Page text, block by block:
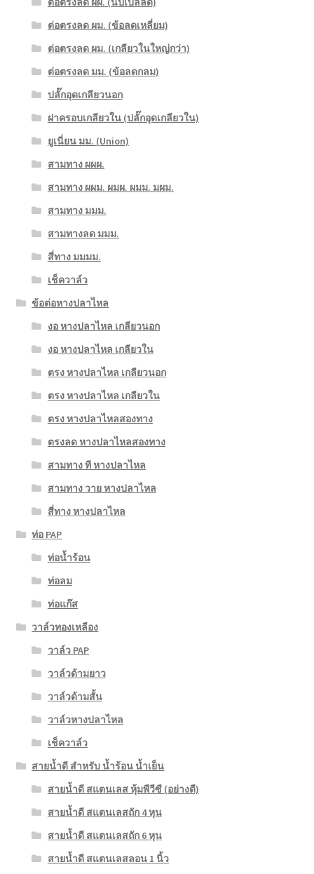
ต่อตรงลด ผม. (ข้อลดเหลี่ยม)
ต่อตรงลด ผม. (เกลียวในใหญ่กว่า)
ต่อตรงลด มม. (ข้อลดกลม)
ปลั๊กอุดเกลียวนอก
ฝาครอบเกลียวใน (ปลั๊กอุดเกลียวใน)
ยูเนี่ยน มม. (Union)
สามทาง ผผผ.
สามทาง ผผม. ผมผ. ผมม. มผม.
สามทาง มมม.
สามทางลด มมม.
สี่ทาง มมมม.
เช็ควาล์ว
ข้อต่อหางปลาไหล
งอ หางปลาไหล เกลียวนอก
งอ หางปลาไหล เกลียวใน
ตรง หางปลาไหล เกลียวนอก
ตรง หางปลาไหล เกลียวใน
ตรง หางปลาไหลสองทาง
ตรงลด หางปลาไหลสองทาง
สามทาง ที หางปลาไหล
สามทาง วาย หางปลาไหล
สี่ทาง หางปลาไหล
ท่อ PAP
ท่อน้ำร้อน
ท่อลม
ท่อแก๊ส
วาล์วทองเหลือง
วาล์ว PAP
วาล์วด้ามยาว
วาล์วด้ามสั้น
วาล์วหางปลาไหล
เช็ควาล์ว
สายน้ำดี สำหรับ น้ำร้อน น้ำเย็น
สายน้ำดี สแตนเลส หุ้มพีวีซี (อย่างดี)
สายน้ำดี สแตนเลสถัก 4 หุน
สายน้ำดี สแตนเลสถัก 6 หุน
สายน้ำดี สแตนเลสลอน 1 นิ้ว